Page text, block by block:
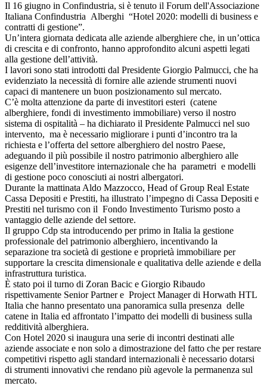
Il 16 giugno in Confindustria, si è tenuto il Forum dell'Associazione
Italiana Confindustria Alberghi “Hotel 2020: modelli di business e
contratti di gestione”.
Un’intera giornata dedicata alle aziende alberghiere che, in un’ottica
di crescita e di confronto, hanno approfondito alcuni aspetti legati
alla gestione dell’attività.
I lavori sono stati introdotti dal Presidente Giorgio Palmucci, che ha
evidenziato la necessità di fornire alle aziende strumenti nuovi
capaci di mantenere un buon posizionamento sul mercato.
C’è molta attenzione da parte di investitori esteri (catene
alberghiere, fondi di investimento immobiliare) verso il nostro
sistema di ospitalità – ha dichiarato il Presidente Palmucci nel suo
intervento, ma è necessario migliorare i punti d’incontro tra la
richiesta e l’offerta del settore alberghiero del nostro Paese,
adeguando il più possibile il nostro patrimonio alberghiero alle
esigenze dell’investitore internazionale che ha parametri e modelli
di gestione poco conosciuti ai nostri albergatori.
Durante la mattinata Aldo Mazzocco, Head of Group Real Estate
Cassa Depositi e Prestiti, ha illustrato l’impegno di Cassa Depositi e
Prestiti nel turismo con il Fondo Investimento Turismo posto a
vantaggio delle aziende del settore.
Il gruppo Cdp sta introducendo per primo in Italia la gestione
professionale del patrimonio alberghiero, incentivando la
separazione tra società di gestione e proprietà immobiliare per
supportare la crescita dimensionale e qualitativa delle aziende e della
infrastruttura turistica.
È stato poi il turno di Zoran Bacic e Giorgio Ribaudo
rispettivamente Senior Partner e Project Manager di Horwath HTL
Italia che hanno presentato una panoramica sulla presenza delle
catene in Italia ed affrontato l’impatto dei modelli di business sulla
redditività alberghiera.
Con Hotel 2020 si inaugura una serie di incontri destinati alle
aziende associate e non solo a dimostrazione del fatto che per restare
competitivi rispetto agli standard internazionali è necessario dotarsi
di strumenti innovativi che rendano più agevole la permanenza sul
mercato.